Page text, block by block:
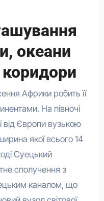
океани
коридори
Африки робить її
На півночі
від Європи вузькою
якої всього 14
Суецький
сполучення з
каналом, що